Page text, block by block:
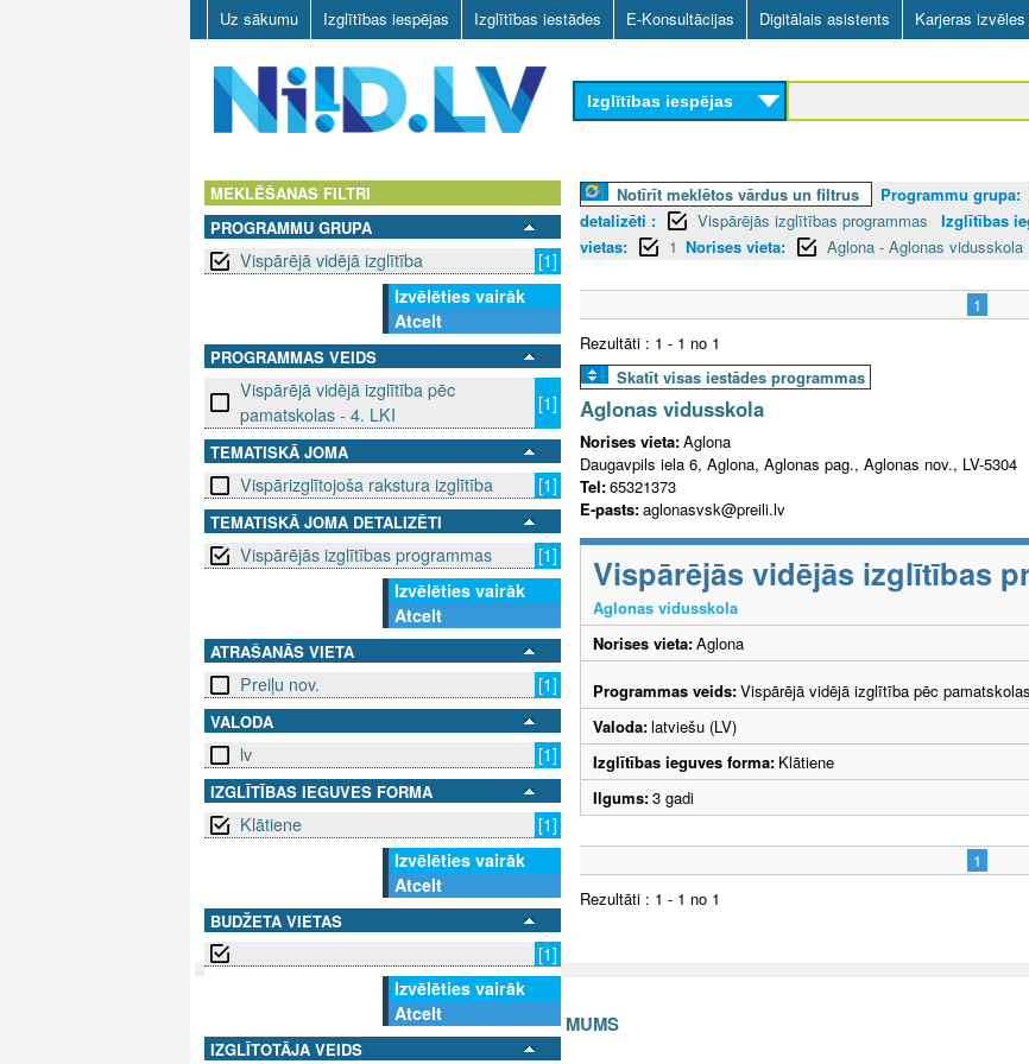
Skip
to
main
content
Uz sākumu Izglītības iespējas Izglītības iestādes E-Konsultācijas Digitālais asistents Karjeras
V
Izglītības iespējas
MEKLĒŠANAS FILTRI
PROGRAMMU GRUPA
Vispārējā vidējā izglītība
[1]
Izvēlēties vairāk
Atcelt
PROGRAMMAS VEIDS
Vispārējā vidējā izglītība pēc
pamatskolas - 4. LKI
[1]
TEMATISKĀ JOMA
Vispārizglītojoša rakstura izglītība [1]
TEMATISKĀ JOMA DETALIZĒTI
Vispārējās izglītības programmas
[1]
Izvēlēties vairāk
Atcelt
ATRAŠANĀS VIETA
Preiļu nov. [1]
VALODA
lv [1]
IZGLĪTĪBAS IEGUVES FORMA
Klātiene
[1]
Izvēlēties vairāk
Atcelt
BUDŽETA VIETAS
[1]
Izvēlēties vairāk
Atcelt
IZGLĪTOTĀJA VEIDS
Notīrīt meklētos vārdus un filtrus Programmu grupa:
detalizēti :
Vispārējās izglītības programmas Izglītības
vietas:
1 Norises vieta: Aglona - Aglonas vidusskola
1
Rezultāti : 1 - 1 no 1
Skatīt visas iestādes programmas
Aglonas vidusskola
Norises vieta:Aglona
Daugavpils iela 6, Aglona, Aglonas pag., Aglonas nov., LV-5304
Tel:65321373
E-pasts:aglonasvsk@preili.lv
Vispārējās vidējās izglītības
Aglonas vidusskola
Norises vieta:Aglona
Programmas veids:Vispārējā vidējā izglītība pēc
Valoda:latviešu (LV)
Izglītības ieguves forma: Klātiene
Ilgums:3 gadi
1
Rezultāti : 1 - 1 no 1
SAZINIES AR MUMS